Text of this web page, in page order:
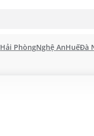
Hải PhòngNghệ AnHuếĐà